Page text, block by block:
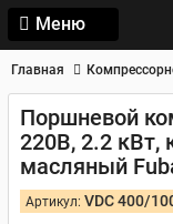
Меню
Главная
Поршневой
220В, 2.2 кВт,
масляный
Артикул: VDC 400/